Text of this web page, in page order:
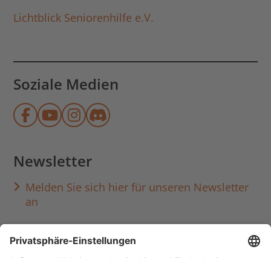
Lichtblick Seniorenhilfe e.V.
Soziale Medien
Münchner Stadtbibliothek auf
Münchner Stadtbibliothek auf
Münchner Stadtbibliothek
Münchner
Newsletter
Melden Sie sich hier für unseren Newsletter
an
Häufig aufgerufen